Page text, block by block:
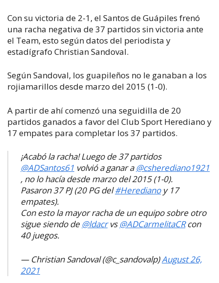
Con su victoria de 2-1, el Santos de Guápiles frenó
una racha negativa de 37 partidos sin victoria ante
el Team, esto según datos del periodista y
estadígrafo Christian Sandoval.
Según Sandoval, los guapileños no le ganaban a los
rojiamarillos desde marzo del 2015 (1-0).
A partir de ahí comenzó una seguidilla de 20
partidos ganados a favor del Club Sport Herediano y
17 empates para completar los 37 partidos.
¡Acabó la racha! Luego de 37 partidos
@ADSantos61 volvió a ganar a @csherediano1921
, no lo hacía desde marzo del 2015 (1-0).
Pasaron 37 PJ (20 PG del#Heredianoy 17
empates).
Con esto la mayor racha de un equipo sobre otro
sigue siendo de @ldacrvs @ADCarmelitaCRcon
40 juegos.
— Christian Sandoval (@c_sandovalp)August 26,
2021